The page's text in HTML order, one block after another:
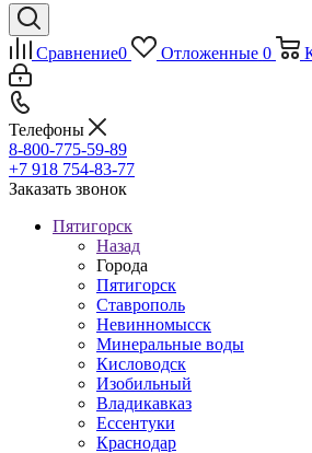
Сравнение0 Отложенные 0
Телефоны
8-800-775-59-89
+7 918 754-83-77
Заказать звонок
Пятигорск
Назад
Города
Пятигорск
Ставрополь
Невинномысск
Минеральные воды
Кисловодск
Изобильный
Владикавказ
Ессентуки
Краснодар